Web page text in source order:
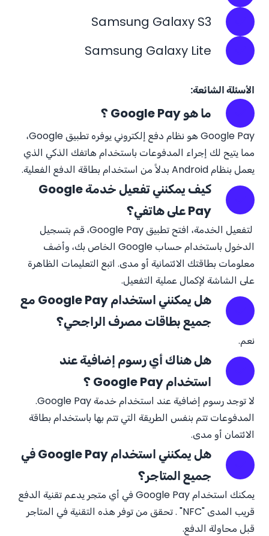
Samsung Galaxy S3
Samsung Galaxy Lite
الأسئلة الشائعة:
ما هو Google Pay ؟
Google Pay هو نظام دفع إلكتروني يوفره تطبيق Google،
مما يتيح لك إجراء المدفوعات باستخدام هاتفك الذكي الذي
يعمل بنظام Android بدلاً من استخدام بطاقة الدفع الفعلية.
كيف يمكنني تفعيل خدمة Google
Pay على هاتفي؟
لتفعيل الخدمة، افتح تطبيق Google Pay، قم بتسجيل
الدخول باستخدام حساب Google الخاص بك، وأضف
معلومات بطاقتك الائتمانية أو مدى. اتبع التعليمات الظاهرة
على الشاشة لإكمال عملية التفعيل.
هل يمكنني استخدام Google Pay مع
جميع بطاقات مصرف الراجحي؟
نعم.
هل هناك أي رسوم إضافية عند
استخدام Google Pay ؟
لا توجد رسوم إضافية عند استخدام خدمة Google Pay.
المدفوعات تتم بنفس الطريقة التي تتم بها باستخدام بطاقة
الائتمان أو مدى.
هل يمكنني استخدام Google Pay في
جميع المتاجر؟
يمكنك استخدام Google Pay في أي متجر يدعم تقنية الدفع
قريب المدى "NFC" . تحقق من توفر هذه التقنية في المتاجر
قبل محاولة الدفع.